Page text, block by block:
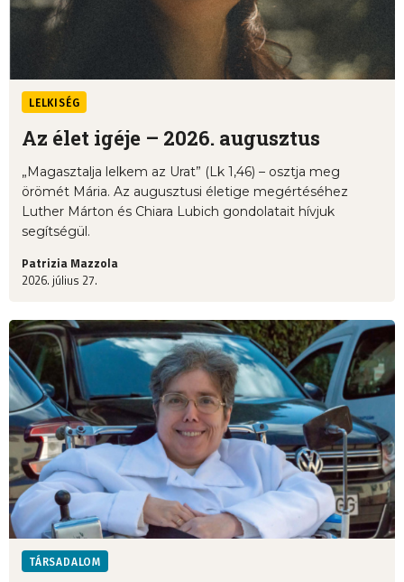
LELKISÉG
Az élet igéje – 2026. augusztus
„Magasztalja lelkem az Urat” (Lk 1,46) – osztja meg
örömét Mária. Az augusztusi életige megértéséhez
Luther Márton és Chiara Lubich gondolatait hívjuk
segítségül.
Patrizia Mazzola
2026. július 27.
TÁRSADALOM